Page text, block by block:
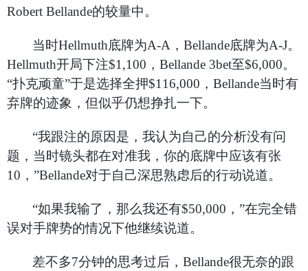
Robert Bellande的较量中。
当时Hellmuth底牌为A-A，Bellande底牌为A-J。
Hellmuth开局下注$1,100，Bellande 3bet至$6,000。
“扑克顽童”于是选择全押$116,000，Bellande当时有
弃牌的迹象，但似乎仍想挣扎一下。
“我跟注的原因是，我认为自己的分析没有问
题，当时镜头都在对准我，你的底牌中应该有张
10，”Bellande对于自己深思熟虑后的行动说道。
“如果我输了，那么我还有$50,000，”在完全错
误对手牌势的情况下他继续说道。
差不多7分钟的思考过后，Bellande很无奈的跟